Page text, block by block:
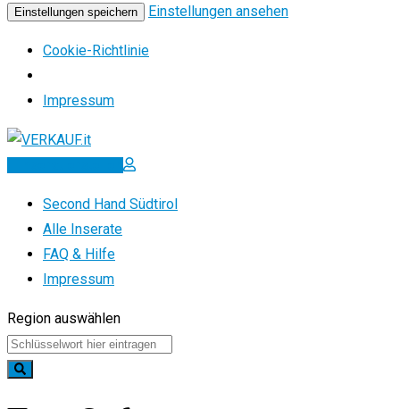
Einstellungen speichern
Einstellungen ansehen
Cookie-Richtlinie
Impressum
Zum
Inserat erstellen
Second Hand Südtirol
Alle Inserate
FAQ & Hilfe
Impressum
Region auswählen